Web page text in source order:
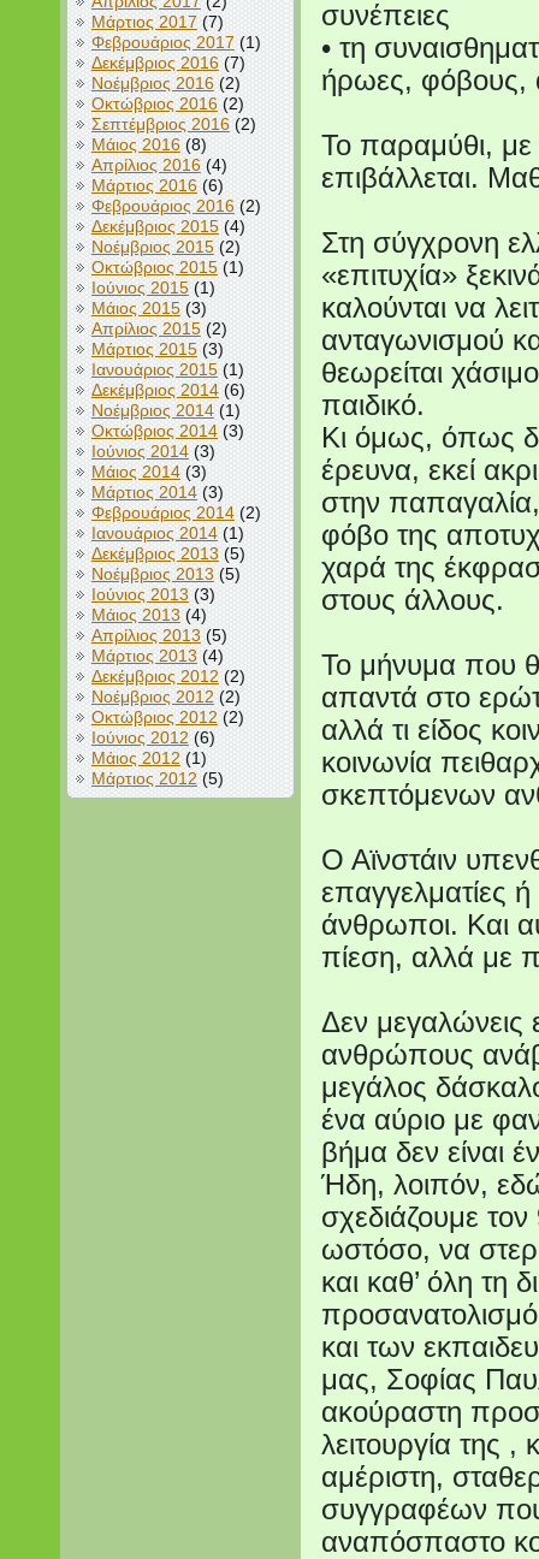
Μάρτιος 2017 (7)
Φεβρουάριος 2017(1)
Δεκέμβριος 2016(7)
Νοέμβριος 2016(2)
Οκτώβριος 2016(2)
Σεπτέμβριος 2016(2)
Μάιος 2016(8)
Απρίλιος 2016(4)
Μάρτιος 2016(6)
Φεβρουάριος 2016(2)
Δεκέμβριος 2015(4)
Νοέμβριος 2015(2)
Οκτώβριος 2015(1)
Ιούνιος 2015(1)
Μάιος 2015(3)
Απρίλιος 2015(2)
Μάρτιος 2015(3)
Ιανουάριος 2015(1)
Δεκέμβριος 2014(6)
Νοέμβριος 2014(1)
Οκτώβριος 2014(3)
Ιούνιος 2014(3)
Μάιος 2014(3)
Μάρτιος 2014(3)
Φεβρουάριος 2014(2)
Ιανουάριος 2014(1)
Δεκέμβριος 2013 (5)
Νοέμβριος 2013(5)
Ιούνιος 2013(3)
Μάιος 2013(4)
Απρίλιος 2013 (5)
Μάρτιος 2013 (4)
Δεκέμβριος 2012 (2)
Νοέμβριος 2012 (2)
Οκτώβριος 2012 (2)
Ιούνιος 2012 (6)
Μάιος 2012 (1)
Μάρτιος 2012 (5)
συνέπειες
• τη
ήρωες, φόβους,
Το παραμύθι, με
επιβάλλεται.
Στη σύγχρονη
«επιτυχία»
καλούνται να
ανταγωνισμού
θεωρείται
παιδικό.
Κι όμως, όπως
έρευνα, εκεί
στην
φόβο της
χαρά της
στους άλλους.
Το μήνυμα που
απαντά στο
αλλά τι είδος
κοινωνία
σκεπτόμενων
Ο Αϊνστάιν
επαγγελματίες
άνθρωποι. Και
πίεση, αλλά με
Δεν μεγαλώνεις
ανθρώπους
μεγάλος
ένα αύριο με
βήμα δεν είναι
Ήδη, λοιπόν,
σχεδιάζουμε
ωστόσο, να
και καθ’ όλη τη
και των
μας, Σοφίας
ακούραστη
λειτουργία της
αμέριστη,
συγγραφέων
αναπόσπαστο